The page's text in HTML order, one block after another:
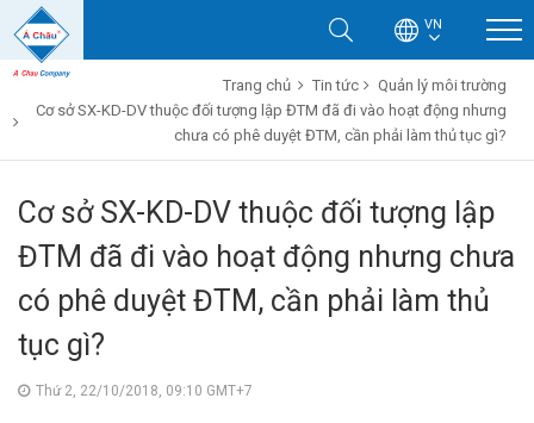
VN
Trang chủ Tin tức
Quản lý môi trường
Cơ sở SX-KD-DV thuộc đối tượng lập ĐTM đã đi vào hoạt động nhưng
chưa có phê duyệt ĐTM, cần phải làm thủ tục gì?
Cơ sở SX-KD-DV thuộc đối tượng lập
ĐTM đã đi vào hoạt động nhưng chưa
có phê duyệt ĐTM, cần phải làm thủ
tục gì?
Thứ 2, 22/10/2018, 09:10 GMT+7